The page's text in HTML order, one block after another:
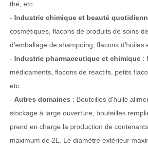
thé, etc.
- Industrie chimique et beauté
cosmétiques, flacons de produits de soins
d'emballage de shampoing, flacons d'huiles
- Industrie pharmaceutique et chimique :
médicaments, flacons de réactifs, petits
etc.
- Autres domaines : Bouteilles d'huile
stockage à large ouverture, bouteilles
prend en charge la production de
maximum de 2L. Le diamètre extérieur